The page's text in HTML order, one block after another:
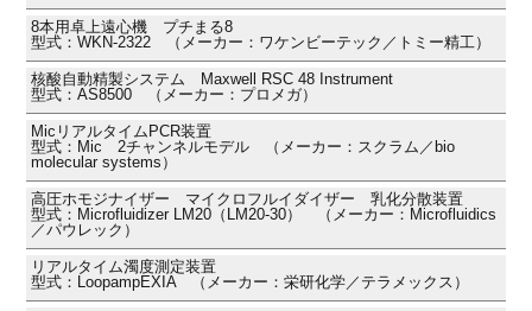
8本用卓上遠心機 プチまる8
型式：WKN-2322 （メーカー：ワケンビーテック／トミー精工）
核酸自動精製システム Maxwell RSC 48 Instrument
型式：AS8500 （メーカー：プロメガ）
MicリアルタイムPCR装置
型式：Mic 2チャンネルモデル （メーカー：スクラム／bio
molecular systems）
高圧ホモジナイザー マイクロフルイダイザー 乳化分散装置
型式：Microfluidizer LM20（LM20-30） （メーカー：Microfluidics
／パウレック）
リアルタイム濁度測定装置
型式：LoopampEXIA （メーカー：栄研化学／テラメックス）